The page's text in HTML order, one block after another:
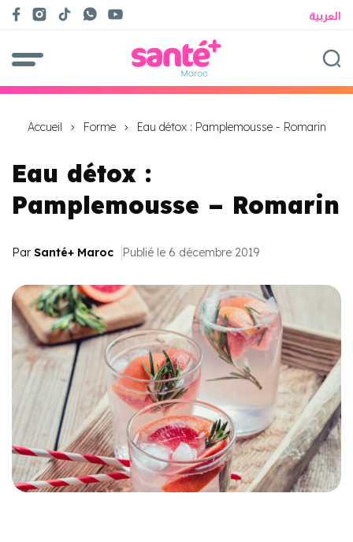
العربية
Accueil Forme Eau détox : Pamplemousse - Romarin
Eau détox :
Pamplemousse – Romarin
Par Santé+ Maroc Publié le 6 décembre 2019